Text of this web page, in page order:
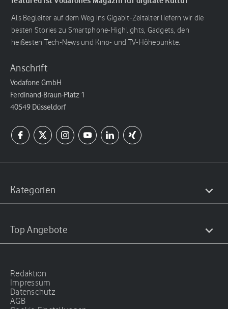
Als Begleiter auf dem Weg ins Gigabit-Zeitalter liefern wir die
besten Stories zu Smartphone-Highlights, Gadgets, den
heißesten Tech-News und Kino- und TV-Höhepunkte.
Anschrift
Vodafone GmbH
Ferdinand-Braun-Platz 1
40549 Düsseldorf
Kategorien
Top Angebote
Redaktion
Impressum
Datenschutz
AGB